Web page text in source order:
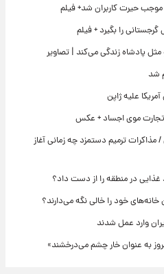
حیرت کاربران شد+ فیلم
را بگیرد + فیلم
پادشاه زندگی می‌کند | تصاویر
شد
علیه ژاپن
تجارت موی اجساد + عکس
/ مذاکرات ترمیم دستمزد چه زمانی آغاز
در منطقه را از دست داد؟
خانه‌های خود را خالی نگه می‌دارند؟
به عنوان خار چشم می‌درخشند»